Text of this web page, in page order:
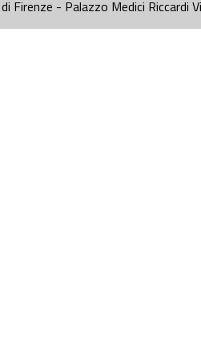
- Palazzo Medici Riccardi